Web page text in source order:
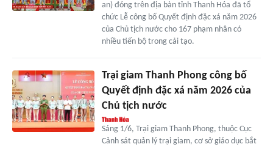
an) đóng trên địa bàn tỉnh Thanh Hóa đã tổ
chức Lễ công bố Quyết định đặc xá năm 2026
của Chủ tịch nước cho 167 phạm nhân có
nhiều tiến bộ trong cải tạo.
Trại giam Thanh Phong công bố
Quyết định đặc xá năm 2026 của
Chủ tịch nước
Sáng 1/6, Trại giam Thanh Phong, thuộc Cục
Cảnh sát quản lý trại giam, cơ sở giáo dục bắt